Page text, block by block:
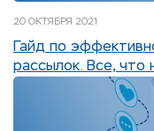
20 ОКТЯБРЯ 2021
Гайд по
рассылок. Все, что